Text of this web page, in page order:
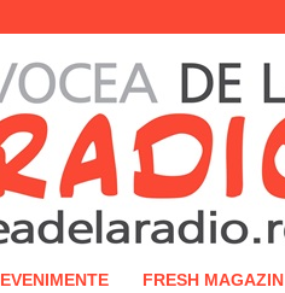
EVENIMENTE FRESH MAGAZIN